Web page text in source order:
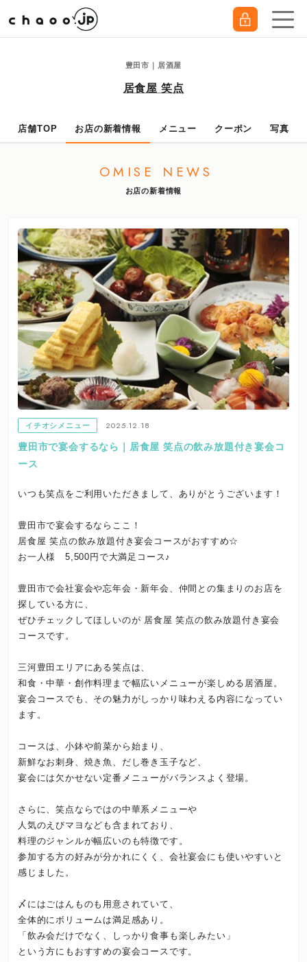
豊田市｜居酒屋
居食屋 笑点
店舗TOP お店の新着情報 メニュー クーポン 写真
OMISE NEWS
お店の新着情報
イチオシメニュー
2025.12.18
豊田市で宴会するなら｜居食屋 笑点の飲み放題付き宴会コ
ース
いつも笑点をご利用いただきまして、ありがとうございます！
豊田市で宴会するならここ！
居食屋 笑点の飲み放題付き宴会コースがおすすめ☆
お一人様 5,500円で大満足コース♪
豊田市で会社宴会や忘年会・新年会、仲間との集まりのお店を
探している方に、
ぜひチェックしてほしいのが 居食屋 笑点の飲み放題付き宴会
コースです。
三河豊田エリアにある笑点は、
和食・中華・創作料理まで幅広いメニューが楽しめる居酒屋。
宴会コースでも、その魅力がしっかり味わえる内容になってい
ます。
コースは、小鉢や前菜から始まり、
新鮮なお刺身、焼き魚、だし巻き玉子など、
宴会には欠かせない定番メニューがバランスよく登場。
さらに、笑点ならではの中華系メニューや
人気のえびマヨなども含まれており、
料理のジャンルが幅広いのも特徴です。
参加する方の好みが分かれにくく、会社宴会にも使いやすいと
感じました。
〆にはごはんものも用意されていて、
全体的にボリュームは満足感あり。
「飲み会だけでなく、しっかり食事も楽しみたい」
という方にもおすすめの宴会コースです。